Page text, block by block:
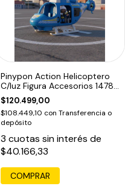
Pinypon Action Helicoptero
C/luz Figura Accesorios 14782
Edu
$120.499,00
$108.449,10 con Transferencia o
depósito
3 cuotas sin interés de
$40.166,33
COMPRAR